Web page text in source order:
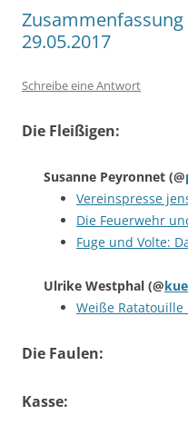
29.05.2017
Schreibe eine Antwort
Die Fleißigen:
Susanne Peyronnet (@
Vereinspresse
Die Feuerwehr
Fuge und Volte:
Ulrike Westphal (@
Weiße
Die Faulen:
Kasse: